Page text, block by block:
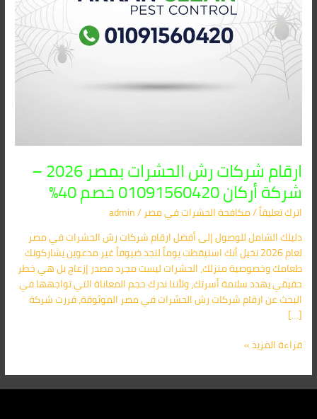
ارقام شركات رش الحشرات بمصر 2026 –
شركة أركان 01091560420 خصم 40%
اترك تعليقاً/مكافحة الحشرات في مصر/
admin
دليلك الشامل للوصول إلى أفضل ارقام شركات رش الحشرات في مصر
لعام 2026 تخيل أنك استيقظت يوماً لتجد ضيوفاً غير مدعوين يشاركونك
طعامك وخصوصية منزلك، الحشرات ليست مجرد مصدر إزعاج بل هي خطر
حقيقي يهدد سلامة أسرتك، ولأننا ندرك حجم المعاناة التي تواجهها في
البحث عن ارقام شركات رش الحشرات في مصر الموثوقة، قررت شركة
[…]
01091560420
خصم
40%
قراءة المزيد »